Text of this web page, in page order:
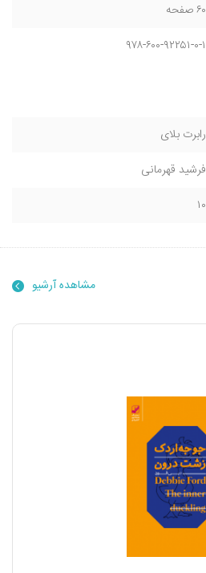
۶۰ صفحه
۹۷۸-۶۰۰-۹۲۲۵۱-۰-۱
رابرت بلای
فرشید قهرمانی
۱۰
مشاهده آرشیو